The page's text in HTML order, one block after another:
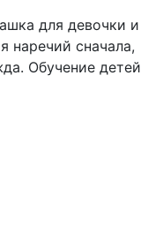
для девочки и
наречий сначала,
Обучение детей